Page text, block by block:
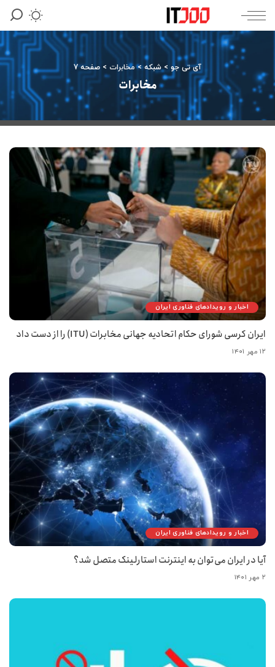
آی تی جو >شبکه>مخابرات > صفحه 7
مخابرات
اخبار و رویدادهای فناوری ایران
ایران کرسی شورای حکام اتحادیه جهانی مخابرات (ITU) را از دست داد
۱۲ مهر ۱۴۰۱
اخبار و رویدادهای فناوری ایران
آیا در ایران می‌‍‌توان به اینترنت استارلینک متصل شد؟
۲ مهر ۱۴۰۱